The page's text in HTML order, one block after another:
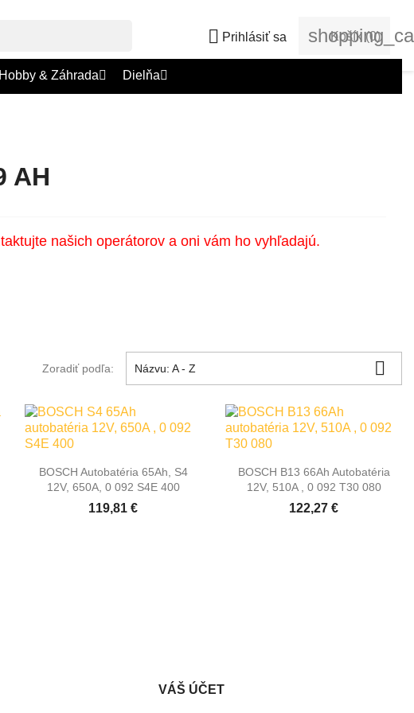
 Prihlásiť sa Košík (0)
Hobby & Záhrada Dielňa
AH
našich operátorov a oni vám ho vyhľadajú.
Zoradiť podľa: Názvu: A - Z 
 Rýchly náhľad
BOSCH Autobatéria 65Ah, S4
12V, 650A, 0 092 S4E 400
119,81 €
 Rýchly náhľad
BOSCH B13 66Ah Autobatéria
12V, 510A , 0 092 T30 080
122,27 €
VÁŠ ÚČET